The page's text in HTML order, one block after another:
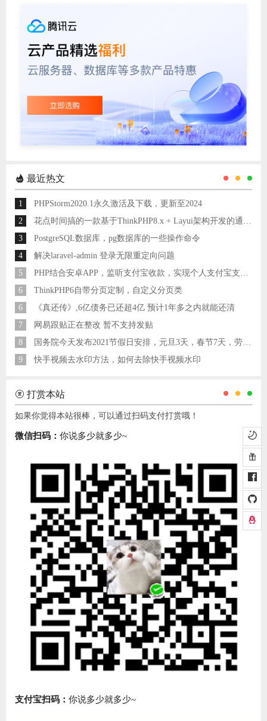
最近热文
1
PHPStorm2020.1永久激活及下载，更新至2024
2
花点时间搞的一款基于ThinkPHP8.x + Layui架构开发的通用后台管理系统
3
PostgreSQL数据库，pg数据库的一些操作命令
4
解决laravel-admin 登录无限重定向问题
5
PHP结合安卓APP，监听支付宝收款，实现个人支付宝支付接口
6
ThinkPHP6自带分页定制，自定义分页类
6
《真还传》,6亿债务已还超4亿 预计1年多之内就能还清
7
网易跟贴正在整改 暂不支持发贴
8
国务院今天发布2021节假日安排，元旦3天，春节7天，劳动节5天
9
快手视频去水印方法，如何去除快手视频水印
打赏本站
如果你觉得本站很棒，可以通过扫码支付打赏哦！
微信扫码： 你说多少就多少~
支付宝扫码： 你说多少就多少~